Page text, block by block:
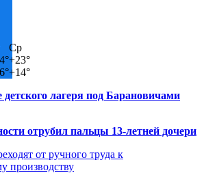
Ср
+23°
+14°
лагеря под Барановичами
отрубил пальцы 13-летней дочери
от ручного труда к
производству